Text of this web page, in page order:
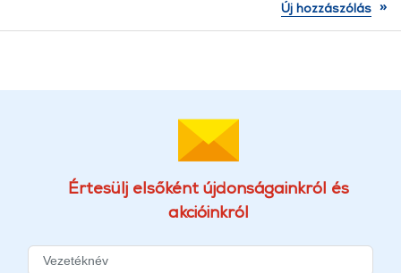
Új hozzászólás »
Értesülj elsőként újdonságainkról és
akcióinkról